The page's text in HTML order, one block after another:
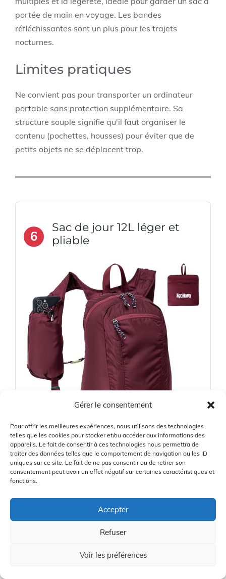
Gérer le consentement
Pour offrir les meilleures expériences, nous utilisons des technologies
telles que les cookies pour stocker et/ou accéder aux informations des
appareils. Le fait de consentir à ces technologies nous permettra de
traiter des données telles que le comportement de navigation ou les ID
uniques sur ce site. Le fait de ne pas consentir ou de retirer son
consentement peut avoir un effet négatif sur certaines caractéristiques et
fonctions.
Accepter
Refuser
Voir les préférences
portée de main en voyage. Les bandes
réfléchissantes sont un plus pour les trajets
nocturnes.
Limites pratiques
Ne convient pas pour transporter un ordinateur
portable sans protection supplémentaire. Sa
structure souple signifie qu'il faut organiser le
contenu (pochettes, housses) pour éviter que de
petits objets ne se déplacent trop.
6
Sac de jour 12L léger et
pliable
Polyvalent pour voyages
et randonnées courtes
8 /10
fonctionnalité, il reste confortable grâce à ses
un usage quotidien léger, il conviendra à la
majorité des sorties d'une journée.